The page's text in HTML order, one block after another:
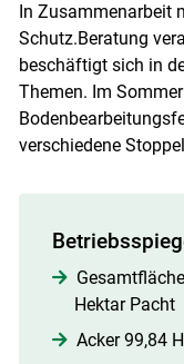
In Zusammenarbeit
Schutz.Beratung
beschäftigt sich in
Themen. Im
verschiedene
Hektar Pacht
Acker 99,84